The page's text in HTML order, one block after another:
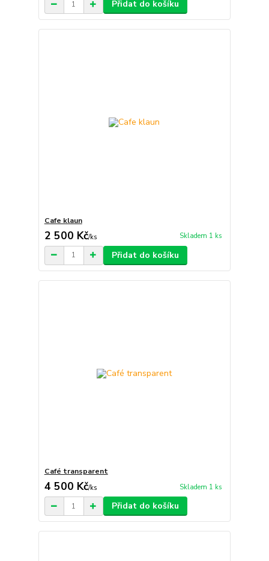
Přidat do košíku
Cafe klaun
2 500 Kč/ks Skladem 1 ks
Přidat do košíku
Café transparent
4 500 Kč/ks Skladem 1 ks
Přidat do košíku